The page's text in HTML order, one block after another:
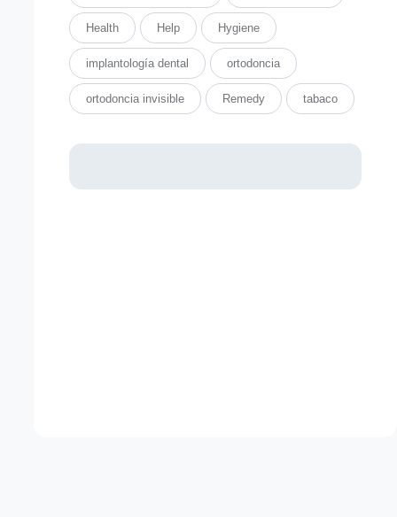
Health Help Hygiene
implantología dental ortodoncia
ortodoncia invisible Remedy tabaco